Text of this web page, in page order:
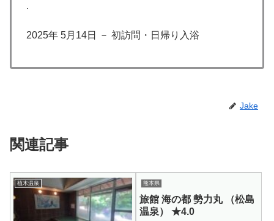
.
2025年 5月14日 － 初訪問・日帰り入浴
Jake
関連記事
植木温泉 熊本県
旅館 海の都 勢力丸 （松島
温泉） ★4.0